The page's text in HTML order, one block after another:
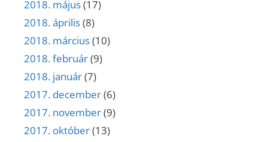
2018. május(17)
2018. április(8)
2018. március(10)
2018. február(9)
2018. január(7)
2017. december(6)
2017. november(9)
2017. október(13)